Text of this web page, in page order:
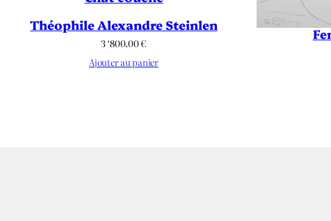
Théophile Alexandre Steinlen
3 ‘800.00€
Ajouter au panier